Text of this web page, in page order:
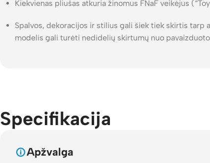
Kiekvienas pliušas atkuria žinomus FNaF veikėjus
Spalvos, dekoracijos ir stilius gali šiek tiek skirtis tarp
modelis gali turėti nedidelių skirtumų nuo
Specifikacija
Apžvalga